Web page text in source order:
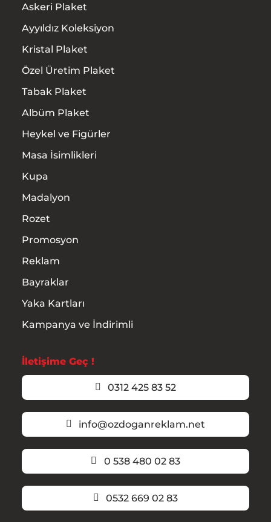
Askeri Plaket
Ayyıldız Koleksiyon
Kristal Plaket
Özel Üretim Plaket
Tabak Plaket
Albüm Plaket
Heykel ve Figürler
Masa İsimlikleri
Kupa
Madalyon
Rozet
Promosyon
Reklam
Bayraklar
Yaka Kartları
Kampanya ve İndirimli
İletişime Geç !
0312 425 83 52
info@ozdoganreklam.net
0 538 480 02 83
0532 669 02 83